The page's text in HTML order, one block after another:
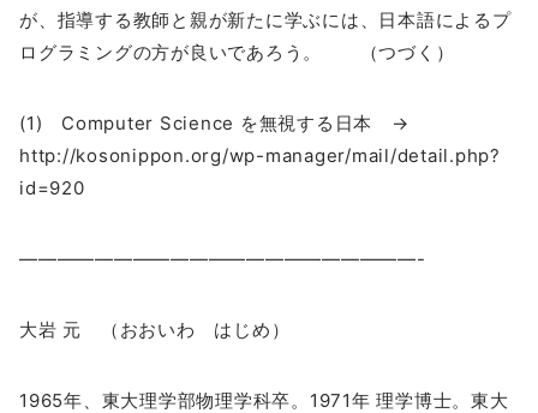
が、指導する教師と親が新たに学ぶには、日本語によるプ
ログラミングの方が良いであろう。 （つづく）
(1) Computer Science を無視する日本 →
http://kosonippon.org/wp-manager/mail/detail.php?
id=920
—————————————————————-
大岩 元 （おおいわ はじめ）
1965年、東大理学部物理学科卒。1971年 理学博士。東大